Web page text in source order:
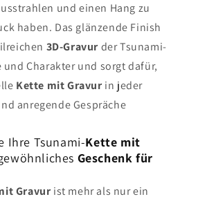
und einen Hang zu
haben. Das glänzende Finish
3D-Gravurder Tsunami-
Charakter und sorgt dafür,
Kette mit Gravurin jeder
anregende Gespräche
Ihre Tsunami-Kette mit
Geschenk für
Gravurist mehr als nur ein